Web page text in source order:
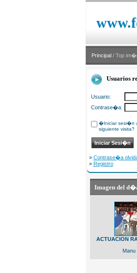
Principal / Top
Usuarios
Usuario:
Contrase�a:
�Iniciar sesi�n
siguiente visita?
» Contrase�a
» Registro
Imagen del
ACTUACION
Manu